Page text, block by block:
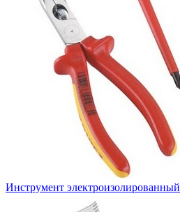
Инструмент электроизолированный